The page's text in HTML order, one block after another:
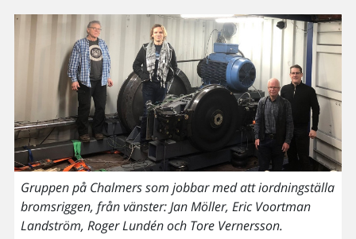
Gruppen på Chalmers som jobbar med att iordningställa
bromsriggen, från vänster: Jan Möller, Eric Voortman
Landström, Roger Lundén och Tore Vernersson.